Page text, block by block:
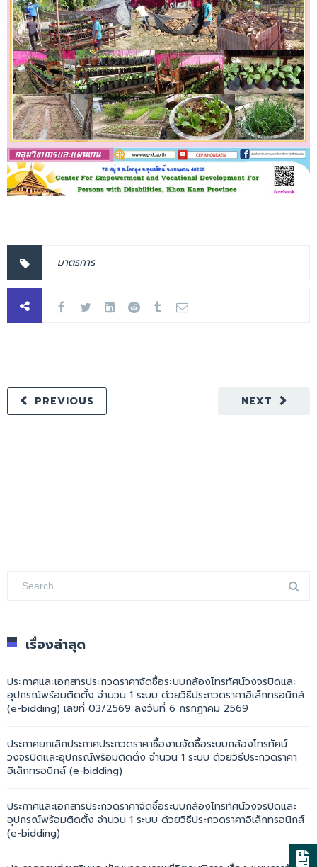
มาตรการ
NEXT
PREVIOUS
เรื่องล่าสุด
ประกาศและเอกสารประกวดราคาจัดซื้อระบบกล้องโทรทัศน์วงจรปิดและ
อุปกรณ์พร้อมติดตั้ง จำนวน 1 ระบบ ด้วยวิธีประกวดราคาอิเล็กทรอนิกส์
(e-bidding) เลขที่ 03/2569 ลงวันที่ 6 กรกฎาคม 2569
ประกาศยกเลิกประกาศประกวดราคาซื้องานจัดซื้อระบบกล้องโทรทัศน์
วงจรปิดและอุปกรณ์พร้อมติดตั้ง จำนวน 1 ระบบ ด้วยวิธีประกวดราคา
อิเล็กทรอนิกส์ (e-bidding)
ประกาศและเอกสารประกวดราคาจัดซื้อระบบกล้องโทรทัศน์วงจรปิดและ
อุปกรณ์พร้อมติดตั้ง จำนวน 1 ระบบ ด้วยวิธีประกวดราคาอิเล็กทรอนิกส์
(e-bidding)